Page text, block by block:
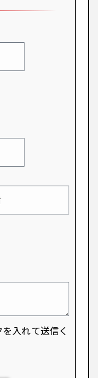
入れて送信く